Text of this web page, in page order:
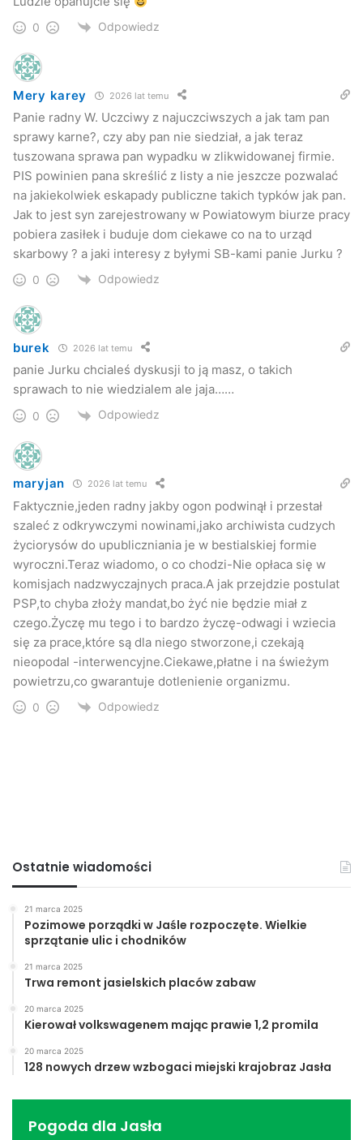
Zamach na kontrole?
Tak uważa m.in. Tadeusz Stachaczyński, radny klubu PSP,
członek komisji rewizyjnej.
– Uchwała została złożona w celu neutralizacji pracy
komisji rewizyjnej. Dieta to rekompensata za utracony
czas, a praca komisji rewizyjnej jest praco – i czasochłonna
i należy się zwrot kosztów. Radny, który nic nie wnosi do
pracy Rady Miejskiej dostawałby tyle samo, co bardzo
aktywny radny – podkreśla Stachaczyński.
pozwalają wyłapać błędy i pomóc je usunąć – ripostuje
Węgrzyn. – Ale kontrole, które kończą się tylko złożeniem
wniosku do prokuratury o przestępstwie i potem
umorzeniem dochodzenia, nie mają sensu, a tak jest u nas
– dodaje.
Jeśli zmiany, to większe?
W ub. tygodniu na posiedzeniu komisji finansowo-
budżetowej radny Stachaczyński, złożył wniosek o
zmniejszenie stałych diet za pracę radnego do 1/5 obecnej
diety.
Radni dostawaliby po ok. 200 zł miesięcznie. Dodatkowo
dostawaliby dietę za udział w posiedzeniach komisji czy
zespołach kontrolnych. Wniosek radnego komisja przyjęła,
ale nie zdążyła złożyć, bo na początku dzisiejszej sesji
projekt uchwały w sprawie zmiany diet został zdjęty z
porządku obrad.
Do tematu powrócimy.
0 Odpowiedz
Mery karey 2026 lat temu
Panie radny W. Uczciwy z najuczciwszych a jak tam pan
sprawy karne?, czy aby pan nie siedział, a jak teraz
tuszowana sprawa pan wypadku w zlikwidowanej firmie.
PIS powinien pana skreślić z listy a nie jeszcze pozwalać
na jakiekolwiek eskapady publiczne takich typków jak pan.
Jak to jest syn zarejestrowany w Powiatowym biurze pracy
pobiera zasiłek i buduje dom ciekawe co na to urząd
skarbowy ? a jaki interesy z byłymi SB-kami panie Jurku ?
0 Odpowiedz
burek 2026 lat temu
panie Jurku chcialeś dyskusji to ją masz, o takich
sprawach to nie wiedzialem ale jaja……
0 Odpowiedz
maryjan 2026 lat temu
Faktycznie,jeden radny jakby ogon podwinął i przestał
szaleć z odkrywczymi nowinami,jako archiwista cudzych
życiorysów do upubliczniania je w bestialskiej formie
wyroczni.Teraz wiadomo, o co chodzi-Nie opłaca się w
komisjach nadzwyczajnych praca.A jak przejdzie postulat
PSP,to chyba złoży mandat,bo żyć nie będzie miał z
czego.Życzę mu tego i to bardzo życzę-odwagi i wziecia
się za prace,które są dla niego stworzone,i czekają
nieopodal -interwencyjne.Ciekawe,płatne i na świeżym
powietrzu,co gwarantuje dotlenienie organizmu.
0 Odpowiedz
Ostatnie wiadomości
21 marca 2025
Pozimowe porządki w Jaśle rozpoczęte. Wielkie
sprzątanie ulic i chodników
21 marca 2025
Trwa remont jasielskich placów zabaw
20 marca 2025
Kierował volkswagenem mając prawie 1,2 promila
20 marca 2025
128 nowych drzew wzbogaci miejski krajobraz Jasła
Pogoda dla Jasła